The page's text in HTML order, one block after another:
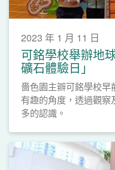
2023 年 1 月 11 日
可銘學校舉辦地
礦石體驗日」
嗇色園主辧可銘學校
有趣的角度，透過觀
多的認識。